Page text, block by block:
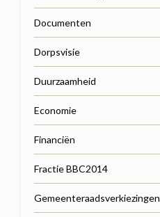
Documenten
Dorpsvisie
Duurzaamheid
Economie
Financiën
Fractie BBC2014
Gemeenteraadsverkiezingen